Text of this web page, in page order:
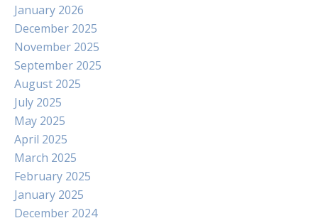
January 2026
December 2025
November 2025
September 2025
August 2025
July 2025
May 2025
April 2025
March 2025
February 2025
January 2025
December 2024